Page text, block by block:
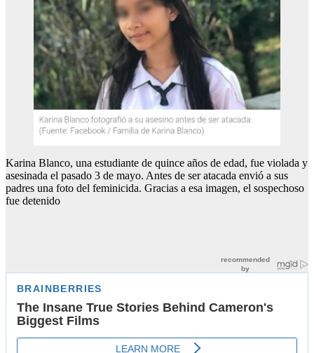
Karina Blanco, una estudiante de quince años de edad, fue violada y
asesinada el pasado 3 de mayo. Antes de ser atacada envió a sus
padres una foto del feminicida. Gracias a esa imagen, el sospechoso
fue detenido